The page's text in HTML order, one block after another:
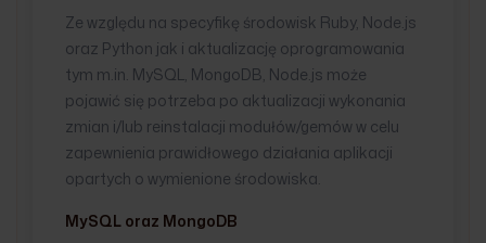
Ze względu na specyfikę środowisk Ruby, Node.js
oraz Python jak i aktualizację oprogramowania
tym m.in. MySQL, MongoDB, Node.js może
pojawić się potrzeba po aktualizacji wykonania
zmian i/lub reinstalacji modułów/gemów w celu
zapewnienia prawidłowego działania aplikacji
opartych o wymienione środowiska.
MySQL oraz MongoDB